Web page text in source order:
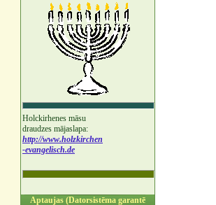
Holckirhenes māsu
draudzes mājaslapa:
http://www.holzkirchen
-evangelisch.de
Aptaujas (Datorsistēma garantē